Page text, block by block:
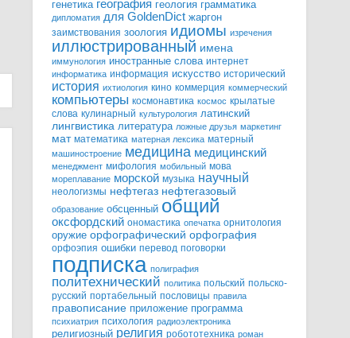
генетика география геология грамматика
дипломатия для GoldenDict жаргон
заимствования зоология идиомы изречения
иллюстрированный имена
иммунология иностранные слова интернет
информатика информация искусство исторический
история ихтиология кино коммерция коммерческий
компьютеры космонавтика космос крылатые
слова кулинарный культурология латинский
лингвистика литература ложные друзья маркетинг
мат математика матерная лексика матерный
машиностроение медицина медицинский
менеджмент мифология мобильный мова
мореплавание морской музыка научный
неологизмы нефтегаз нефтегазовый
образование обсценный общий
оксфордский ономастика опечатка орнитология
оружие орфографический орфография
орфоэпия ошибки перевод поговорки
подписка полиграфия
политехнический политика польский польско-
русский портабельный пословицы правила
правописание приложение программа
психиатрия психология радиоэлектроника
религиозный религия робототехника роман